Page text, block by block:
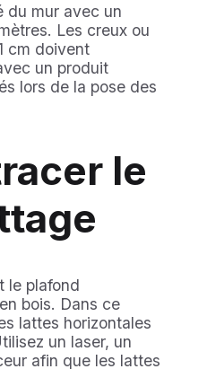
du mur avec un
Les creux ou
cm doivent
un produit
lors de la pose des
le
le plafond
bois. Dans ce
lattes horizontales
un laser, un
afin que les lattes